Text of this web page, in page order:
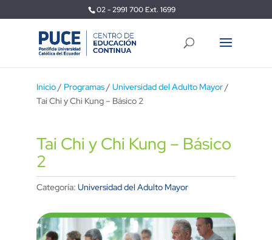
02 - 2991 700 Ext. 1699
Inicio/ Programas/ Universidad del Adulto Mayor/
Tai Chi y Chi Kung – Básico 2
Tai Chi y Chi Kung – Básico
2
Categoría: Universidad del Adulto Mayor